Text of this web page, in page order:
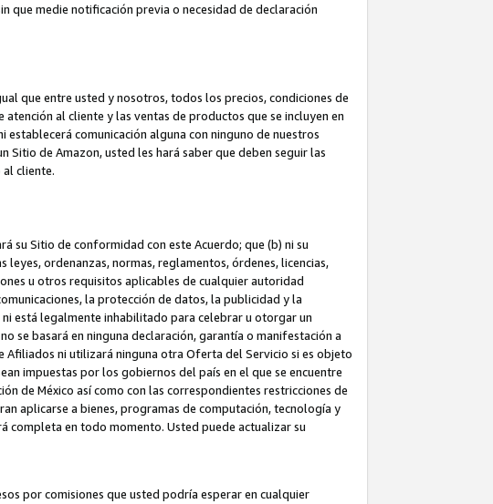
que medie notificación previa o necesidad de declaración
que entre usted y nosotros, todos los precios, condiciones de
al cliente y las ventas de productos que se incluyen en
comunicación alguna con ninguno de nuestros
Sitio de Amazon, usted les hará saber que deben seguir las
al cliente.
su Sitio de conformidad con este Acuerdo; que (b) ni su
ordenanzas, normas, reglamentos, órdenes, licencias,
u otros requisitos aplicables de cualquier autoridad
la protección de datos, la publicidad y la
está legalmente inhabilitado para celebrar u otorgar un
se basará en ninguna declaración, garantía o manifestación a
Afiliados ni utilizará ninguna otra Oferta del Servicio si es objeto
impuestas por los gobiernos del país en el que se encuentre
de México así como con las correspondientes restricciones de
aplicarse a bienes, programas de computación, tecnología y
completa en todo momento. Usted puede actualizar su
por comisiones que usted podría esperar en cualquier